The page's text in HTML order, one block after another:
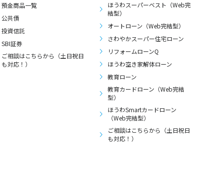
預金商品一覧
公共債
投資信託
SBI証券
ご相談はこちらから（土日祝日
も対応！）
ほうわスーパーベスト（Web完
結型）
オートローン（Web完結型）
さわやかスーパー住宅ローン
リフォームローンQ
ほうわ空き家解体ローン
教育ローン
教育カードローン（Web完結
型）
ほうわSmartカードローン
（Web完結型）
ご相談はこちらから（土日祝日
も対応！）